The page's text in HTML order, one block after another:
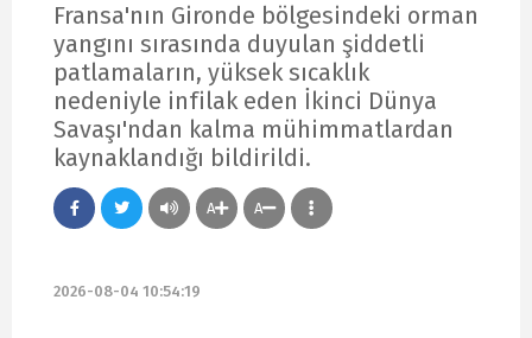
Fransa'nın Gironde bölgesindeki orman
yangını sırasında duyulan şiddetli
patlamaların, yüksek sıcaklık
nedeniyle infilak eden İkinci Dünya
Savaşı'ndan kalma mühimmatlardan
kaynaklandığı bildirildi.
A A
2026-08-04 10:54:19